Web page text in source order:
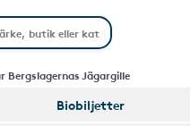
Bergslagernas Jägargille
Biobiljetter